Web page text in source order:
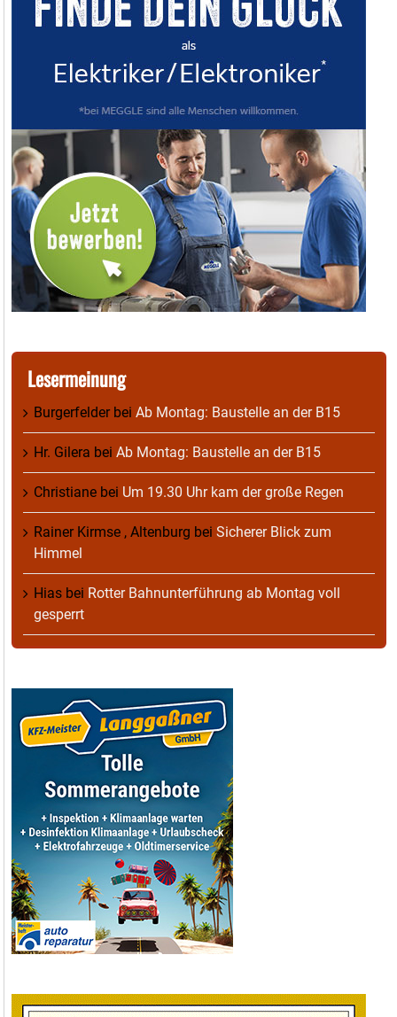
Lesermeinung
Burgerfelderbei Ab Montag: Baustelle an der B15
Hr. Gilera bei Ab Montag: Baustelle an der B15
Christiane bei Um 19.30 Uhr kam der große Regen
Rainer Kirmse , Altenburg bei Sicherer Blick zum
Himmel
Hias bei Rotter Bahnunterführung ab Montag voll
gesperrt